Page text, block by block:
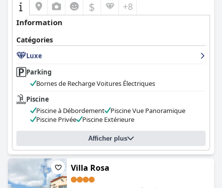
$ +8
Information
Catégories
Luxe
Parking
Bornes de Recharge Voitures Électriques
Piscine
Piscine à Débordement
Piscine Vue Panoramique
Piscine Privée
Piscine Extérieure
Afficher plus
Villa Rosa